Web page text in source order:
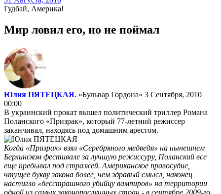
Гудбай, Америка!
Мир ловил его, но не поймал
Юлия ПЯТЕЦКАЯ. «Бульвар Гордона» 3 Сентября, 2010
00:00
В украинский прокат вышел политический триллер Романа
Поланского «Призрак», который 77-летний режиссер
заканчивал, находясь под домашним арестом.
Когда «Призрак» взял «Серебряного медведя» на нынешнем
Берлинском фестивале за лучшую режиссуру, Поланский все
еще пребывал под стражей. Американское правосудие,
чтущее букву закона более, чем здравый смысл, наконец
настигло «бесстрашного убийцу вампиров» на территории
одной из самых законопослушных стран - в сентябре 2009-го